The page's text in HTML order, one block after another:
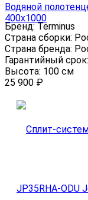
Водяной
400х1000
Бренд:Terminus
Страна сборки:
Страна бренда:
Гарантийный срок:
Высота: 100 см
25 900 ₽